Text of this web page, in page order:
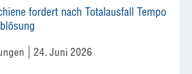
fordert nach Totalausfall Tempo
24. Juni 2026